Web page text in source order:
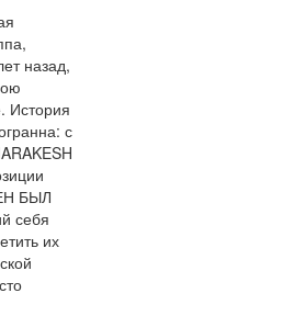
назад,
История
с
БЫЛ
себя
их